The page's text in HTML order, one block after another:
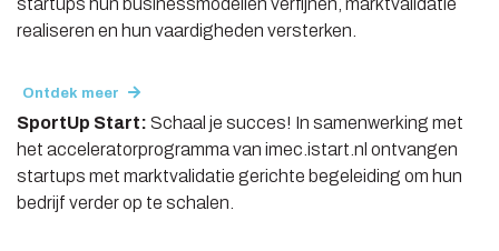
startups hun businessmodellen verfijnen, marktvalidatie
realiseren en hun vaardigheden versterken.
Ontdek meer
SportUp Start: Schaal je succes! In samenwerking met
het acceleratorprogramma van imec.istart.nl ontvangen
startups met marktvalidatie gerichte begeleiding om hun
bedrijf verder op te schalen.